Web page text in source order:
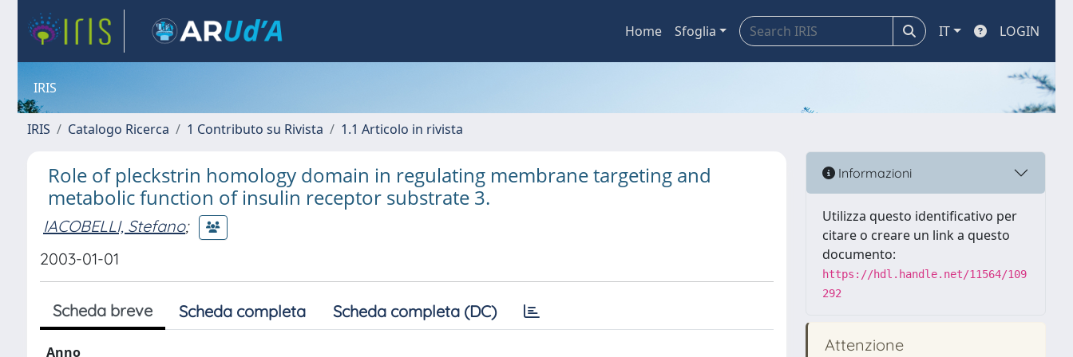
Home Sfoglia IT LOGIN
IRIS
IRIS Catalogo Ricerca 1 Contributo su Rivista 1.1 Articolo in rivista
Role of pleckstrin homology domain in regulating membrane targeting and
metabolic function of insulin receptor substrate 3.
IACOBELLI, Stefano;
2003-01-01
Scheda breve Scheda completa Scheda completa (DC)
Anno
Informazioni
Utilizza questo identificativo per
citare o creare un link a questo
documento:
https://hdl.handle.net/11564/109
292
Attenzione